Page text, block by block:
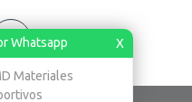
Whatsapp X
Materiales